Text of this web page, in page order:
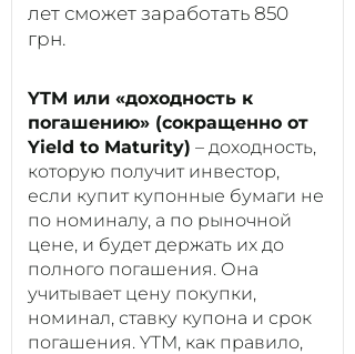
YTM или «доходность к
погашению» (сокращенно от
Yield to Maturity) – доходность,
которую получит инвестор,
если купит купонные бумаги не
по номиналу, а по рыночной
цене, и будет держать их до
полного погашения. Она
учитывает цену покупки,
номинал, ставку купона и срок
погашения. YTM, как правило,
лет сможет заработать 850
грн.